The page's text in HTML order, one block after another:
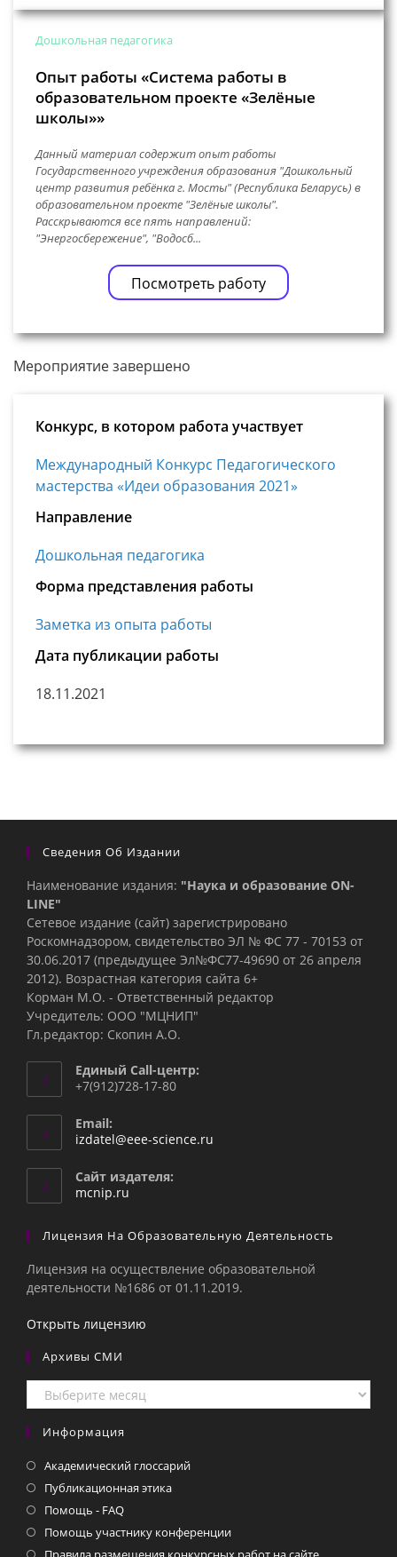
Дошкольная педагогика
Опыт работы «Система работы в
образовательном проекте «Зелёные
школы»»
Данный материал содержит опыт работы
Государственного учреждения образования "Дошкольный
центр развития ребёнка г. Мосты" (Республика Беларусь) в
образовательном проекте "Зелёные школы".
Расскрываются все пять направлений:
"Энергосбережение", "Водосб...
Посмотреть работу
Мероприятие завершено
Конкурс, в котором работа участвует
Международный Конкурс Педагогического
мастерства «Идеи образования 2021»
Направление
Дошкольная педагогика
Форма представления работы
Заметка из опыта работы
Дата публикации работы
18.11.2021
Сведения Об Издании
Наименование издания: "Наука и образование ON-
LINE"
Сетевое издание (сайт) зарегистрировано
Роскомнадзором, свидетельство ЭЛ № ФС 77 - 70153 от
30.06.2017 (предыдущее Эл№ФC77-49690 от 26 апреля
2012). Возрастная категория сайта 6+
Корман М.О. - Ответственный редактор
Учредитель: ООО "МЦНИП"
Гл.редактор: Скопин А.О.
Единый Call-центр:
+7(912)728-17-80
Email:
izdatel@eee-science.ru
Сайт издателя:
mcnip.ru
Лицензия На Образовательную Деятельность
Лицензия на осуществление образовательной
деятельности №1686 от 01.11.2019.
Открыть лицензию
Архивы СМИ
Архивы
СМИ
Информация
Академический глоссарий
Публикационная этика
Помощь - FAQ
Помощь участнику конференции